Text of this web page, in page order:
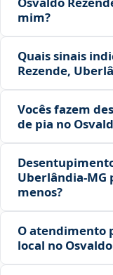
mim?
Quais sinais
Rezende,
Vocês fazem
de pia no
menos?
O atendimento
local no